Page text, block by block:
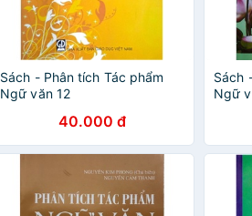
Sách - Phân tích Tác phẩm
Ngữ văn 12
40.000 đ
Sách
Ngữ